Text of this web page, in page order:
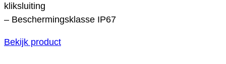
kliksluiting
– Beschermingsklasse IP67
Bekijk product